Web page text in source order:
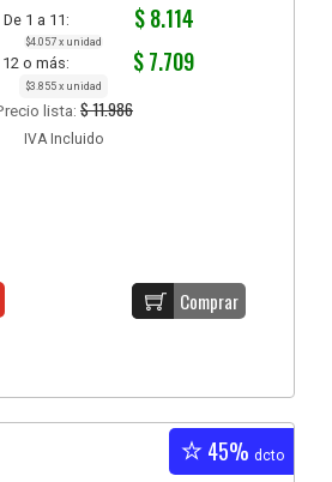
De 1 a 11: $ 8.114
$4.057 x unidad
12 o más: $ 7.709
$3.855 x unidad
lista: $ 11.986
IVA Incluido
Comprar
45% dcto